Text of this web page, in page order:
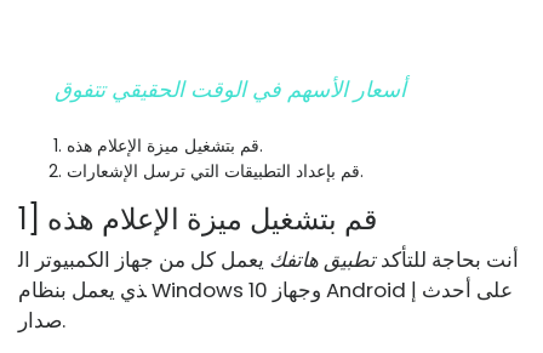
أسعار الأسهم في الوقت الحقيقي تتفوق
قم بتشغيل ميزة الإعلام هذه.
قم بإعداد التطبيقات التي ترسل الإشعارات.
1] قم بتشغيل ميزة الإعلام هذه
أنت بحاجة للتأكدتطبيق هاتفك يعمل كل من جهاز الكمبيوتر ال
ذي يعمل بنظام Windows 10 وجهاز Android على أحدث إ
صدار.